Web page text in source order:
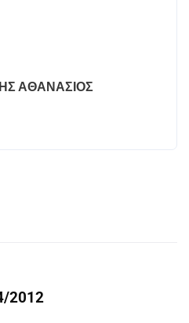
ΑΘΑΝΑΣΙΟΣ
2012